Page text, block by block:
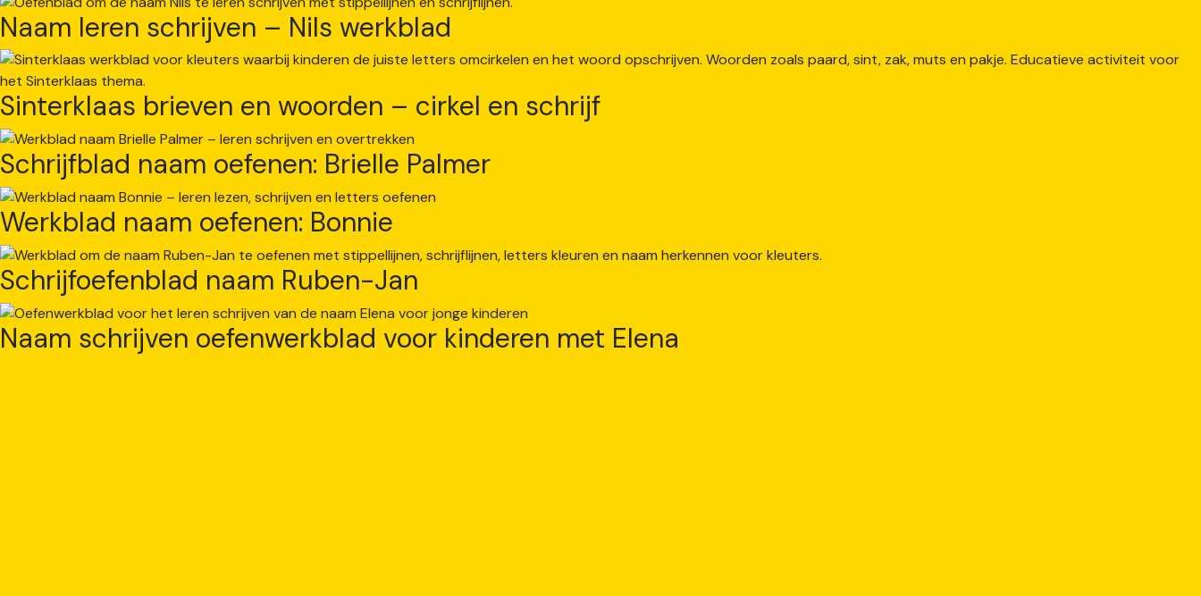
Naam leren schrijven – Nils werkblad
Sinterklaas brieven en woorden – cirkel en schrijf
Schrijfblad naam oefenen: Brielle Palmer
Werkblad naam oefenen: Bonnie
Schrijfoefenblad naam Ruben-Jan
Naam schrijven oefenwerkblad voor kinderen met Elena